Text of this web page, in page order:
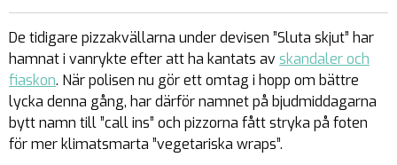
De tidigare pizzakvällarna under devisen ”Sluta skjut” har
hamnat i vanrykte efter att ha kantats avskandaler och
fiaskon. När polisen nu gör ett omtag i hopp om bättre
lycka denna gång, har därför namnet på bjudmiddagarna
bytt namn till ”call ins” och pizzorna fått stryka på foten
för mer klimatsmarta ”vegetariska wraps”.